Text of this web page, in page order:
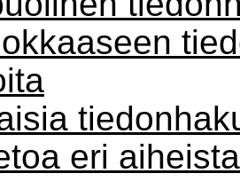
eri aiheista